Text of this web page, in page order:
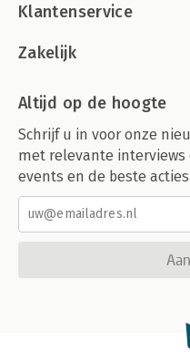
Klantenservice
Zakelijk
Altijd op de hoogte
Schrijf u in voor onze
met relevante interviews
events en de beste